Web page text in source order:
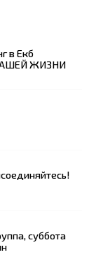
в Екб
ЖИЗНИ
суббота